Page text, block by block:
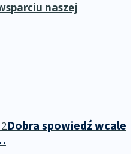
naszej
Dobra spowiedź wcale